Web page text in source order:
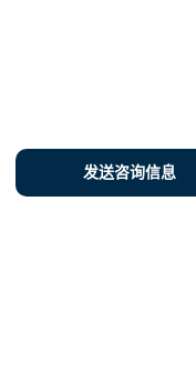
发送咨询信息